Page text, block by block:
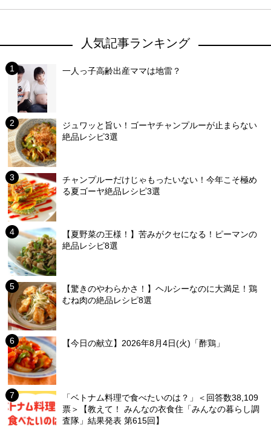
人気記事ランキング
一人っ子高齢出産ママは地雷？
ジュワッと旨い！ゴーヤチャンプルーが止まらない
絶品レシピ3選
チャンプルーだけじゃもったいない！今年こそ極め
る夏ゴーヤ絶品レシピ3選
【夏野菜の王様！】苦みがクセになる！ピーマンの
絶品レシピ8選
【驚きのやわらかさ！】ヘルシーなのに大満足！鶏
むね肉の絶品レシピ8選
【今日の献立】2026年8月4日(火)「酢鶏」
「ベトナム料理で食べたいのは？」＜回答数38,109
票＞【教えて！ みんなの衣食住「みんなの暮らし調
査隊」結果発表 第615回】